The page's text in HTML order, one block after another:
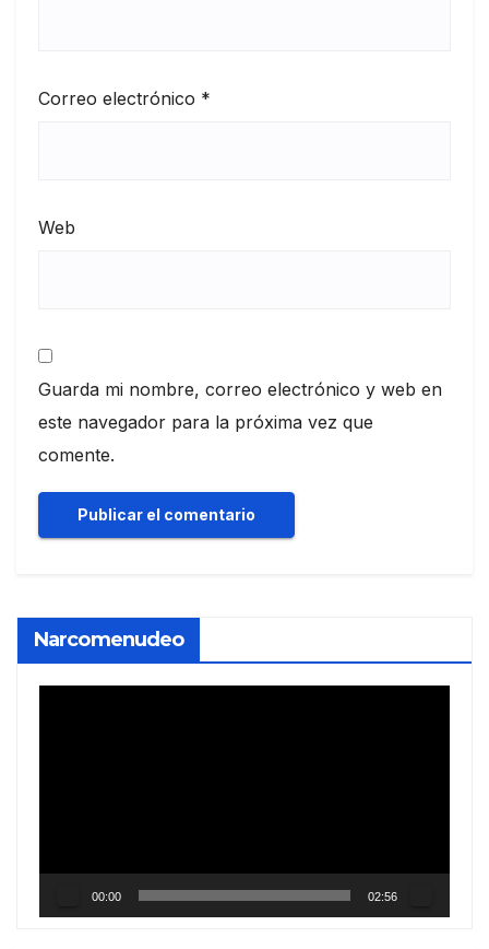
Correo electrónico *
Web
Guarda mi nombre, correo electrónico y web en
este navegador para la próxima vez que
comente.
Narcomenudeo
00:00 02:56